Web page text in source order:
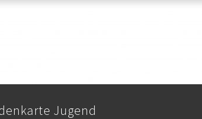
Jugend